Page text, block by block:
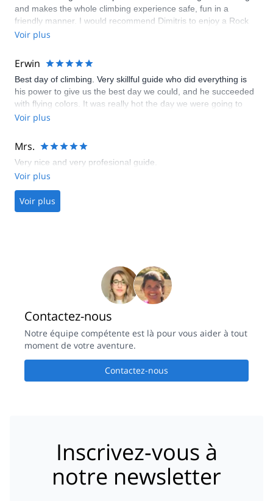
and makes the whole climbing experience safe, fun in a
friendly manner. I would recommend Dimitris to enjoy a Rock
Climbing excursion
Voir plus
Erwin
Best day of climbing. Very skillful guide who did everything is
his power to give us the best day we could, and he succeeded
with flying colors. It was really hot the day we were going to
climb, Dimitris found us a spot in the shade for a full day of
Voir plus
Mrs.
Very nice and very profesional guide.
Voir plus
Voir plus
Contactez-nous
Notre équipe compétente est là pour vous aider à tout
moment de votre aventure.
Contactez-nous
Inscrivez-vous à
notre newsletter